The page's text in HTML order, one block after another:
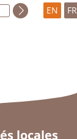
EN FR
locales